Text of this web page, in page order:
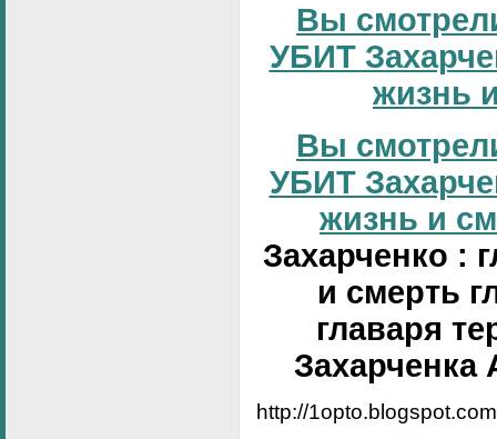
Вы
УБИТ
жизнь
Вы
УБИТ
жизнь и
Захарченко :
и смерть
главаря
Захарченка
http://